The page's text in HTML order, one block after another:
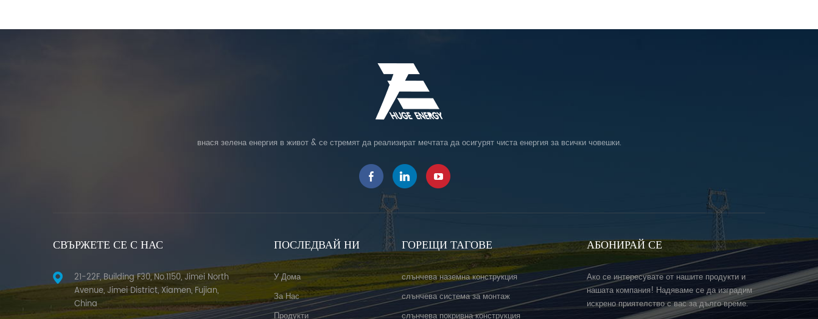
внася зелена енергия в живот & се стремят да реализират мечтата да осигурят чиста енергия за всички човешки.
СВЪРЖЕТЕ СЕ С НАС
21-22F, Building F30, No.1150, Jimei North
Avenue, Jimei District, Xiamen, Fujian,
China
ПОСЛЕДВАЙ НИ
У Дома
За Нас
Продукти
ГОРЕЩИ ТАГОВЕ
слънчева наземна конструкция
слънчева система за монтаж
слънчева покривна конструкция
АБОНИРАЙ СЕ
Ако се интересувате от нашите продукти и
нашата компания! Надяваме се да изградим
искрено приятелство с вас за дълго време.